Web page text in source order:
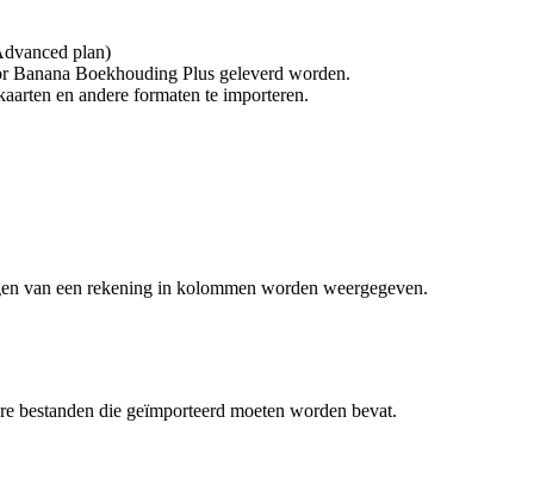
plan)
Banana Boekhouding Plus geleverd worden.
en andere formaten te importeren.
van een rekening in kolommen worden weergegeven.
bestanden die geïmporteerd moeten worden bevat.